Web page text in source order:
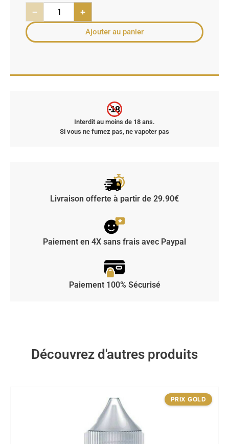
− +
Ajouter au panier
-18
Interdit au moins de 18 ans.
Si vous ne fumez pas, ne vapoter pas
Livraison offerte à partir de 29.90€
Paiement en 4X sans frais avec Paypal
Paiement 100% Sécurisé
Découvrez d'autres produits
PRIX GOLD